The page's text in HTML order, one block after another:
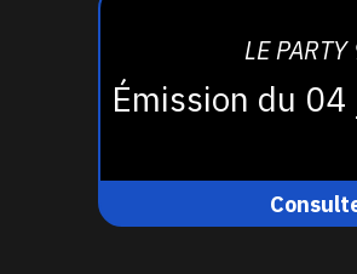
LE
Émission du